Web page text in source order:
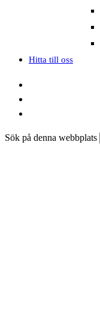
Hitta till oss
Sök på denna webbplats